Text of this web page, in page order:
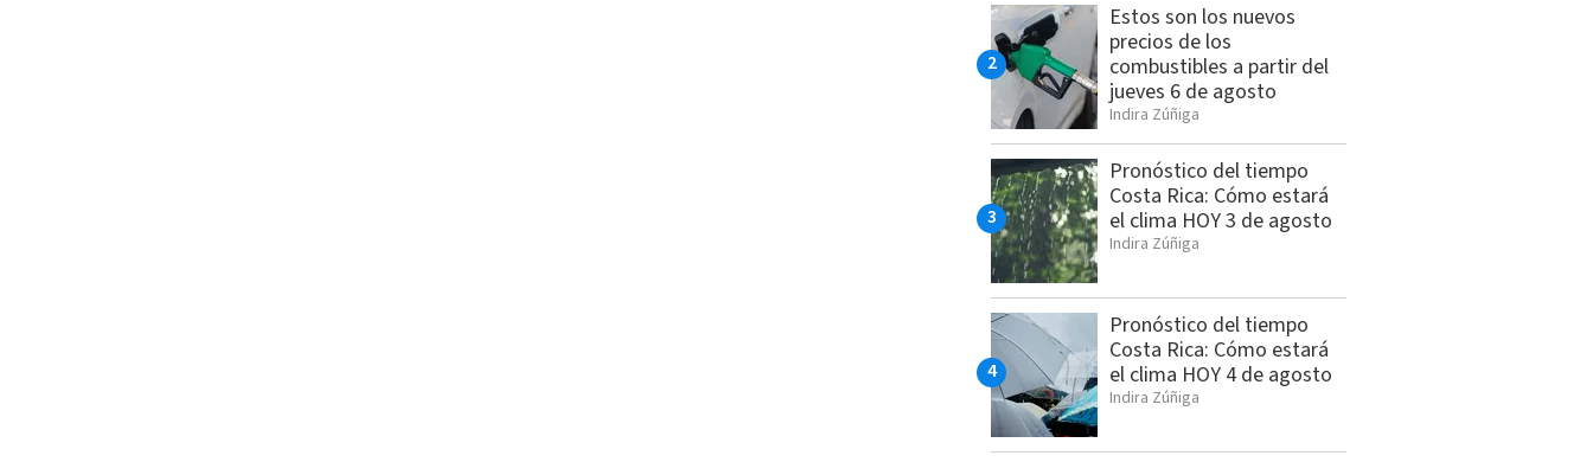
Estos son los nuevos
precios de los
combustibles a partir del
jueves 6 de agosto
Indira Zúñiga
Pronóstico del tiempo
Costa Rica: Cómo estará
el clima HOY 3 de agosto
Indira Zúñiga
Pronóstico del tiempo
Costa Rica: Cómo estará
el clima HOY 4 de agosto
Indira Zúñiga